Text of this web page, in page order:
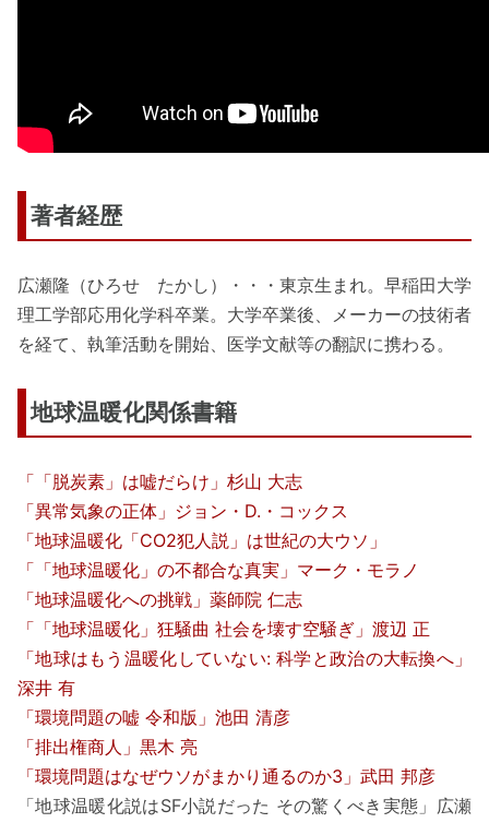
著者経歴
広瀬隆（ひろせ たかし）・・・東京生まれ。早稲田大学
理工学部応用化学科卒業。大学卒業後、メーカーの技術者
を経て、執筆活動を開始、医学文献等の翻訳に携わる。
地球温暖化関係書籍
「「脱炭素」は嘘だらけ」杉山 大志
「異常気象の正体」ジョン・D.・コックス
「地球温暖化「CO2犯人説」は世紀の大ウソ」
「「地球温暖化」の不都合な真実」マーク・モラノ
「地球温暖化への挑戦」薬師院 仁志
「「地球温暖化」狂騒曲 社会を壊す空騒ぎ」渡辺 正
「地球はもう温暖化していない: 科学と政治の大転換へ」
深井 有
「環境問題の嘘 令和版」池田 清彦
「排出権商人」黒木 亮
「環境問題はなぜウソがまかり通るのか3」武田 邦彦
「地球温暖化説はSF小説だった その驚くべき実態」広瀬